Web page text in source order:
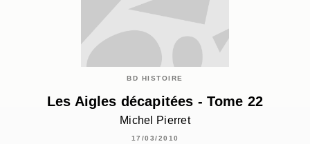
BD HISTOIRE
Les Aigles décapitées - Tome 22
Michel Pierret
17/03/2010